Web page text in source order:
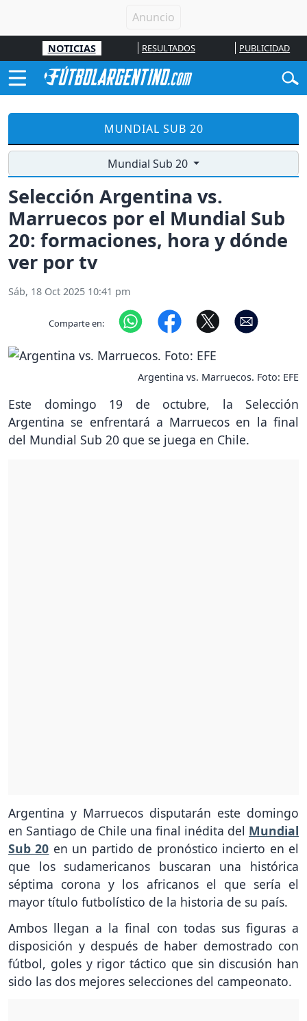
NOTICIAS RESULTADOS PUBLICIDAD
MUNDIAL SUB 20
Mundial Sub 20
Selección Argentina vs.
Marruecos por el Mundial Sub
20: formaciones, hora y dónde
ver por tv
Sáb, 18 Oct 2025 10:41 pm
Comparte en:
Argentina vs. Marruecos. Foto: EFE
Este domingo 19 de octubre, la Selección
Argentina se enfrentará a Marruecos en la final
del Mundial Sub 20 que se juega en Chile.
Argentina y Marruecos disputarán este domingo
en Santiago de Chile una final inédita del Mundial
Sub 20 en un partido de pronóstico incierto en el
que los sudamericanos buscaran una histórica
séptima corona y los africanos el que sería el
mayor título futbolístico de la historia de su país.
Ambos llegan a la final con todas sus figuras a
disposición y después de haber demostrado con
fútbol, goles y rigor táctico que sin discusión han
sido las dos mejores selecciones del campeonato.